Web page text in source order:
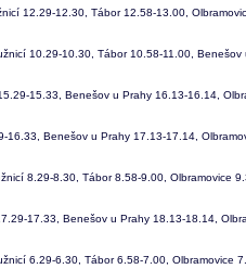
12.29-12.30, Tábor 12.58-13.00,
10.29-10.30, Tábor 10.58-11.00,
15.33, Benešov u Prahy 16.13-16.14,
16.33, Benešov u Prahy 17.13-17.14,
8.29-8.30, Tábor 8.58-9.00, Olbramovice
17.33, Benešov u Prahy 18.13-18.14,
6.29-6.30, Tábor 6.58-7.00, Olbramovice